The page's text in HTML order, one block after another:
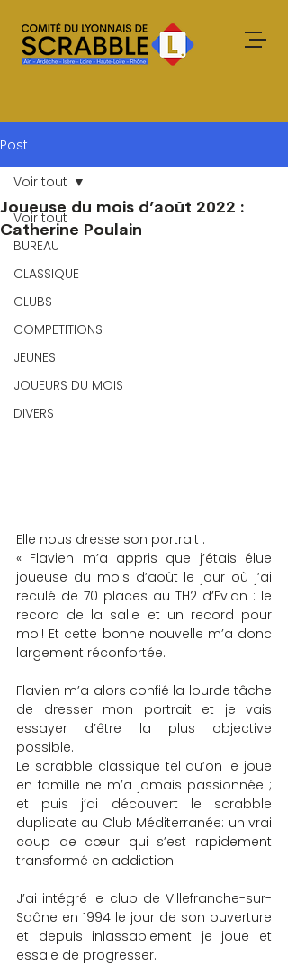
Post
Voir tout
BUREAU
CLASSIQUE
CLUBS
COMPETITIONS
JEUNES
JOUEURS DU MOIS
DIVERS
Voir tout
Joueuse du mois d’août 2022 :
Catherine Poulain
Elle nous dresse son portrait :
« Flavien m’a appris que j’étais élue
joueuse du mois d’août le jour où j’ai
reculé de 70 places au TH2 d’Evian : le
record de la salle et un record pour
moi! Et cette bonne nouvelle m’a donc
largement réconfortée.
Flavien m’a alors confié la lourde tâche
de dresser mon portrait et je vais
essayer d’être la plus objective
possible.
Le scrabble classique tel qu’on le joue
en famille ne m’a jamais passionnée ;
et puis j’ai découvert le scrabble
duplicate au Club Méditerranée: un vrai
coup de cœur qui s’est rapidement
transformé en addiction.
J’ai intégré le club de Villefranche-sur-
Saône en 1994 le jour de son ouverture
et depuis inlassablement je joue et
essaie de progresser.